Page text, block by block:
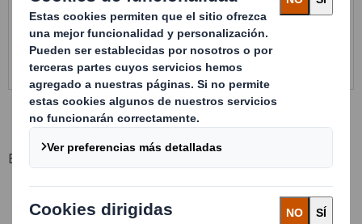
Embalaje plegable diseñado a medida de 4 salpicaderos de
automóvil, consiguiendo más piezas por embalaje y una
perfecta sujeción/ protección de las mismas.
Beneficios clave
Optimización del espacio en el transporte
Diseño a medida de su producto